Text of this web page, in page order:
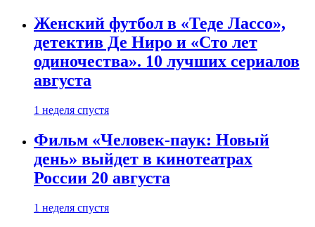
Женский футбол в «Теде Лассо»,
детектив Де Ниро и «Сто лет
одиночества». 10 лучших сериалов
августа
1 неделя спустя
Фильм «Человек-паук: Новый
день» выйдет в кинотеатрах
России 20 августа
1 неделя спустя